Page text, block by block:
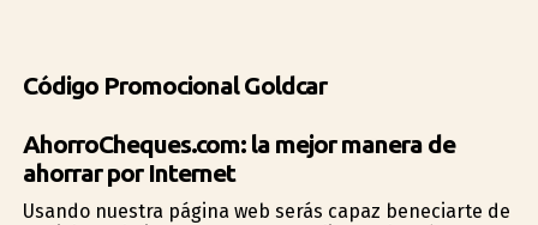
Código Promocional Goldcar
AhorroCheques.com: la mejor manera de
ahorrar por Internet
Usando nuestra página web serás capaz beneficiarte de